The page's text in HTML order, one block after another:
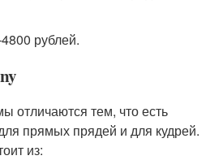
рублей.
отличаются тем, что есть
прямых прядей и для кудрей.
из: